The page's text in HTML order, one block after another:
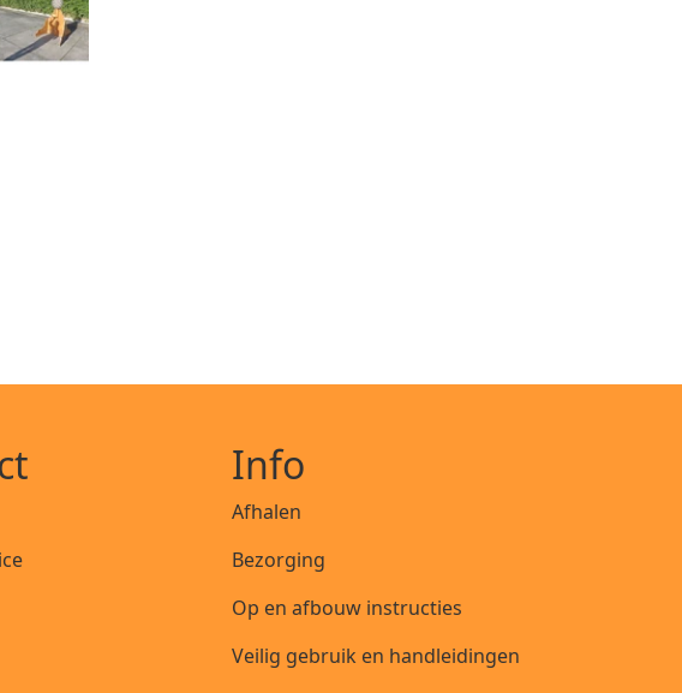
Info
Afhalen
Bezorging
Op en afbouw instructies
Veilig gebruik en handleidingen